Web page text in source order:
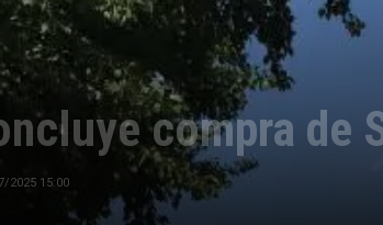
compra de
2025 15:00